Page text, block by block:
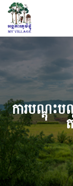
ការបណ្តុះ